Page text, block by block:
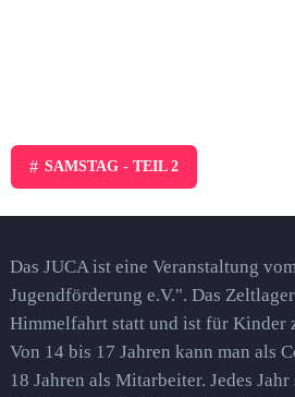
# SAMSTAG - TEIL 2
Das JUCA ist eine Veranstaltung
Jugendförderung e.V.". Das
Himmelfahrt statt und ist für Kinder
Von 14 bis 17 Jahren kann man als
18 Jahren als Mitarbeiter. Jedes